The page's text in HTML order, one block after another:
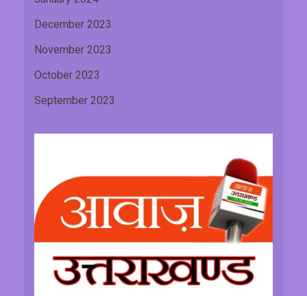
December 2023
November 2023
October 2023
September 2023